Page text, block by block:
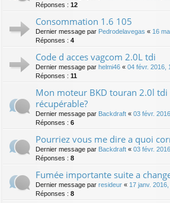
Réponses : 12
Consommation 1.6 105
Dernier message par Pedrodelavegas « 16
Réponses : 4
Code d acces vagcom 2.0L tdi
Dernier message par helmi46 « 04 févr. 2016,
Réponses : 11
Mon moteur BKD touran 2.0l tdi
récupérable?
Dernier message par Backdraft « 03 févr.
Réponses : 6
Pourriez vous me dire a quoi
Dernier message par Backdraft « 03 févr.
Réponses : 8
Fumée importante suite a
Dernier message par resideur « 17 janv. 2016,
Réponses : 8